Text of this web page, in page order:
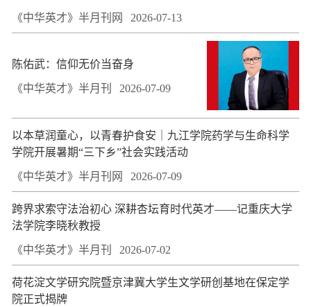
《中华英才》半月刊网 2026-07-13
陈佑武：信仰无价当奋身
《中华英才》半月刊 2026-07-09
以本草润童心，以青春护食安｜九江学院药学与生命科学
学院开展暑期“三下乡”社会实践活动
《中华英才》半月刊网 2026-07-09
跨界求索守法治初心 深耕杏坛育时代英才——记重庆大学
法学院李晓秋教授
《中华英才》半月刊 2026-07-02
荷花淀文学研究院暨京津冀大学生文学研创基地在保定学
院正式揭牌